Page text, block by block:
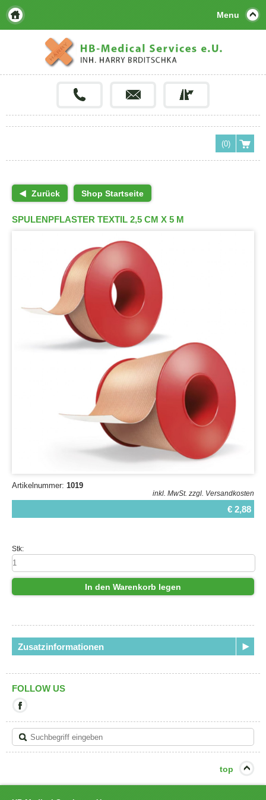
Menu
(0)
Zurück Shop Startseite
SPULENPFLASTER TEXTIL 2,5 CM X 5 M
Artikelnummer: 1019
inkl. MwSt. zzgl. Versandkosten
€ 2,88
Stk:
In den Warenkorb legen
Zusatzinformationen
FOLLOW US
Link
verlassen
Sie
die
top